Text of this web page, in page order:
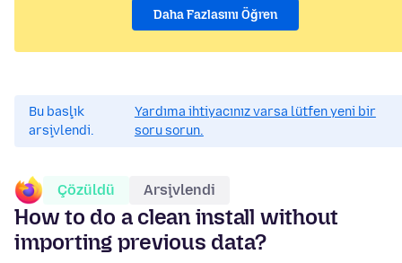
Daha Fazlasını Öğren
Bu başlık
arşivlendi.
Yardıma ihtiyacınız varsa lütfen yeni bir
soru sorun.
Çözüldü Arşivlendi
How to do a clean install without
importing previous data?